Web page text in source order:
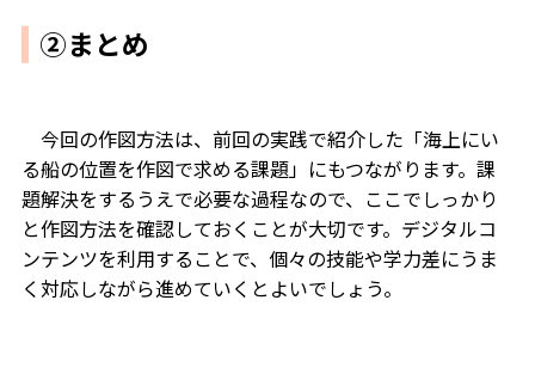
②まとめ
今回の作図方法は、前回の実践で紹介した「海上にい
る船の位置を作図で求める課題」にもつながります。課
題解決をするうえで必要な過程なので、ここでしっかり
と作図方法を確認しておくことが大切です。デジタルコ
ンテンツを利用することで、個々の技能や学力差にうま
く対応しながら進めていくとよいでしょう。